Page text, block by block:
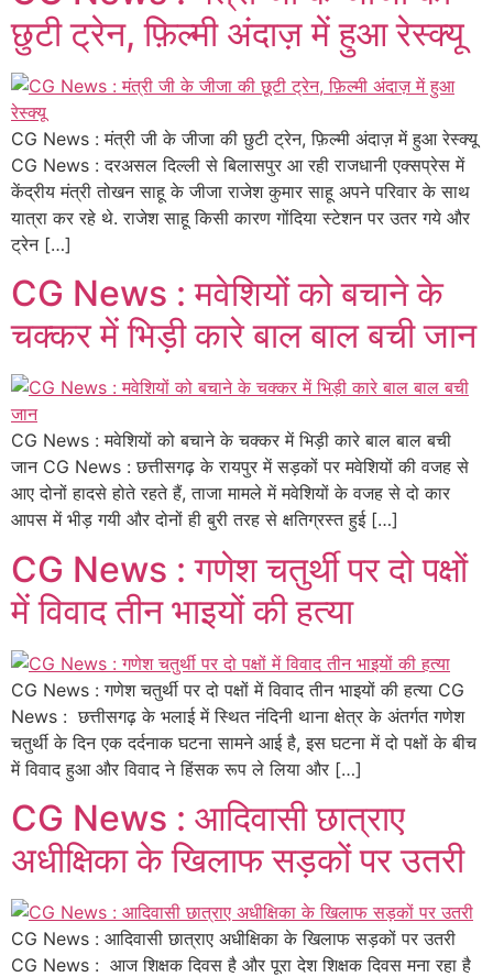
छुटी ट्रेन, फ़िल्मी अंदाज़ में हुआ रेस्क्यू
CG News : मंत्री जी के जीजा की छुटी ट्रेन, फ़िल्मी अंदाज़ में हुआ रेस्क्यू
CG News : दरअसल दिल्ली से बिलासपुर आ रही राजधानी एक्सप्रेस में
केंद्रीय मंत्री तोखन साहू के जीजा राजेश कुमार साहू अपने परिवार के साथ
यात्रा कर रहे थे. राजेश साहू किसी कारण गोंदिया स्टेशन पर उतर गये और
ट्रेन […]
CG News : मवेशियों को बचाने के
चक्कर में भिड़ी कारे बाल बाल बची जान
CG News : मवेशियों को बचाने के चक्कर में भिड़ी कारे बाल बाल बची
जान CG News : छत्तीसगढ़ के रायपुर में सड़कों पर मवेशियों की वजह से
आए दोनों हादसे होते रहते हैं, ताजा मामले में मवेशियों के वजह से दो कार
आपस में भीड़ गयी और दोनों ही बुरी तरह से क्षतिग्रस्त हुई […]
CG News : गणेश चतुर्थी पर दो पक्षों
में विवाद तीन भाइयों की हत्या
CG News : गणेश चतुर्थी पर दो पक्षों में विवाद तीन भाइयों की हत्या CG
News : छत्तीसगढ़ के भलाई में स्थित नंदिनी थाना क्षेत्र के अंतर्गत गणेश
चतुर्थी के दिन एक दर्दनाक घटना सामने आई है, इस घटना में दो पक्षों के बीच
में विवाद हुआ और विवाद ने हिंसक रूप ले लिया और […]
CG News : आदिवासी छात्राए
अधीक्षिका के खिलाफ सड़कों पर उतरी
CG News : आदिवासी छात्राए अधीक्षिका के खिलाफ सड़कों पर उतरी
CG News : आज शिक्षक दिवस है और पूरा देश शिक्षक दिवस मना रहा है